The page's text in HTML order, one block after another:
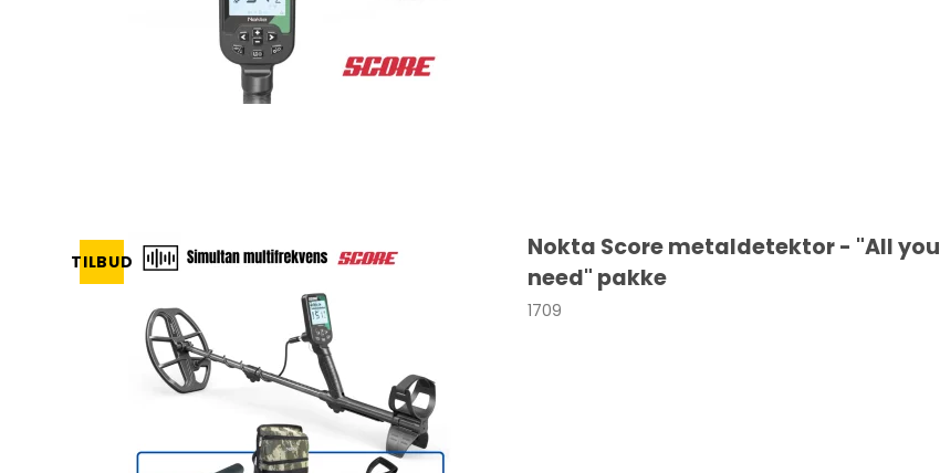
TILBUD
Nokta Score metaldetektor - "All you
need" pakke
1709